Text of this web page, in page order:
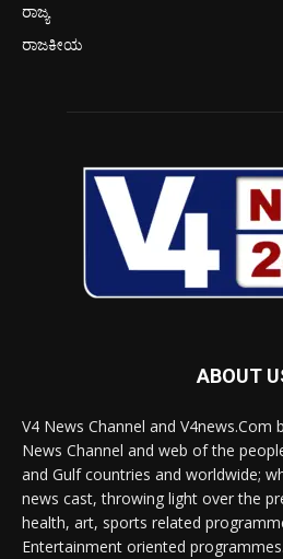
ರಾಜ್ಯ
ರಾಜಕೀಯ
ABOUT
V4 News Channel and V4news.Com
News Channel and web of the
and Gulf countries and worldwide;
news cast, throwing light over the
health, art, sports related
Entertainment oriented programmes.